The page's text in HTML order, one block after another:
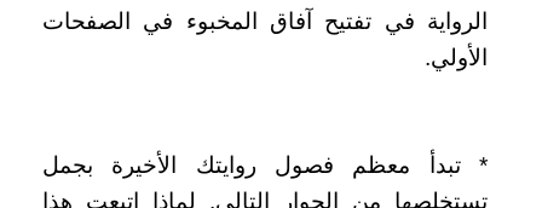
الرواية في تفتيح آفاق المخبوء في الصفحات
الأولي‏.‏
*‏ تبدأ معظم فصول روايتك الأخيرة بجمل
تستخلصها من الحوار التالي‏.‏ لماذا اتبعت هذا